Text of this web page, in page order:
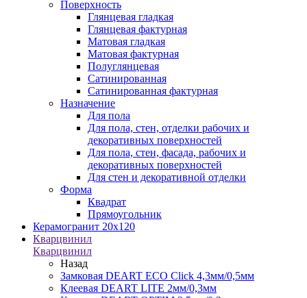
Поверхность
Глянцевая гладкая
Глянцевая фактурная
Матовая гладкая
Матовая фактурная
Полуглянцевая
Сатинированная
Сатинированная фактурная
Назначение
Для пола
Для пола, стен, отделки рабочих и
декоративных поверхностей
Для пола, стен, фасада, рабочих и
декоративных поверхностей
Для стен и декоративной отделки
Форма
Квадрат
Прямоугольник
Керамогранит 20х120
Кварцвинил
Кварцвинил
Назад
Замковая DEART ECO Click 4,3мм/0,5мм
Клеевая DEART LITE 2мм/0,3мм